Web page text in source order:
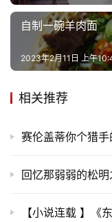
自制一碗羊肉面
2023年2月11日 上午
相关推荐
赛伦盖蒂你个猎手
回忆那弱弱的松明
【小说连载 】《